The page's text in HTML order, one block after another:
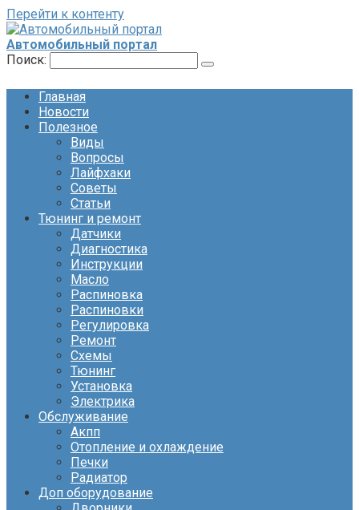
Перейти к контенту
Автомобильный портал
Поиск:
Главная
Новости
Полезное
Виды
Вопросы
Лайфхаки
Советы
Статьи
Тюнинг и ремонт
Датчики
Диагностика
Инструкции
Масло
Распиновка
Распиновки
Регулировка
Ремонт
Схемы
Тюнинг
Установка
Электрика
Обслуживание
Акпп
Отопление и охлаждение
Печки
Радиатор
Доп оборудование